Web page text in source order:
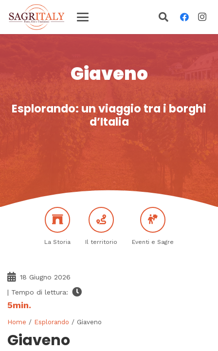
Giaveno
Esplorando: un viaggio tra i borghi
d’Italia
La Storia Il territorio Eventi e Sagre
18 Giugno 2026
| Tempo di lettura:
5min.
Home / Esplorando / Giaveno
Giaveno